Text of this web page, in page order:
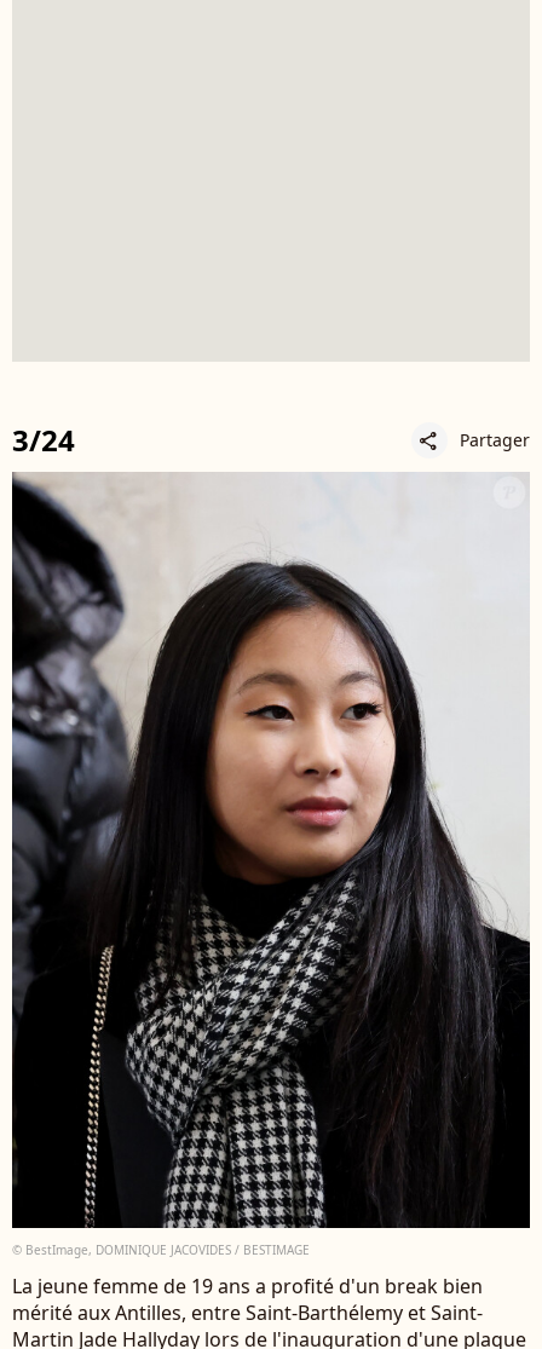
3/24 share Partager
© BestImage, DOMINIQUE JACOVIDES / BESTIMAGE
La jeune femme de 19 ans a profité d'un break bien
mérité aux Antilles, entre Saint-Barthélemy et Saint-
Martin Jade Hallyday lors de l'inauguration d'une plaque